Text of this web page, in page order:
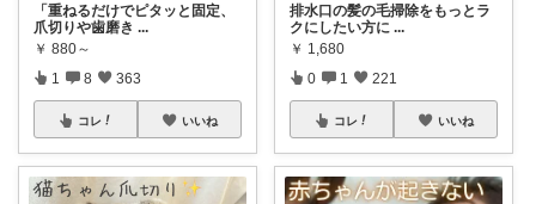
「重ねるだけでピタッと固定、
爪切りや歯磨き ...
￥ 880～
1 8 363
コレ いいね
排水口の髪の毛掃除をもっとラ
クにしたい方に ...
￥ 1,680
0 1 221
コレ いいね